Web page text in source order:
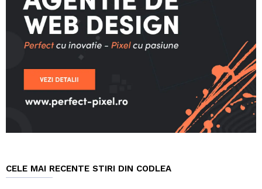
CELE MAI RECENTE STIRI DIN CODLEA